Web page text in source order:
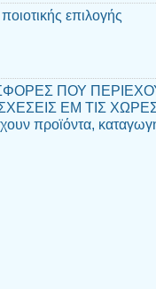
επιλογής
ΠΟΥ
ΕΜ ΤΙΣ
προϊόντα,